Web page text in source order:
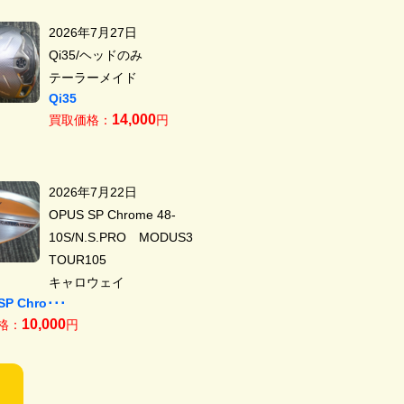
2026年7月27日
Qi35/ヘッドのみ
テーラーメイド
Qi35
買取価格： 14,000円
2026年7月22日
OPUS SP Chrome 48-
10S/N.S.PRO MODUS3
TOUR105
キャロウェイ
Chro･･･
： 10,000円